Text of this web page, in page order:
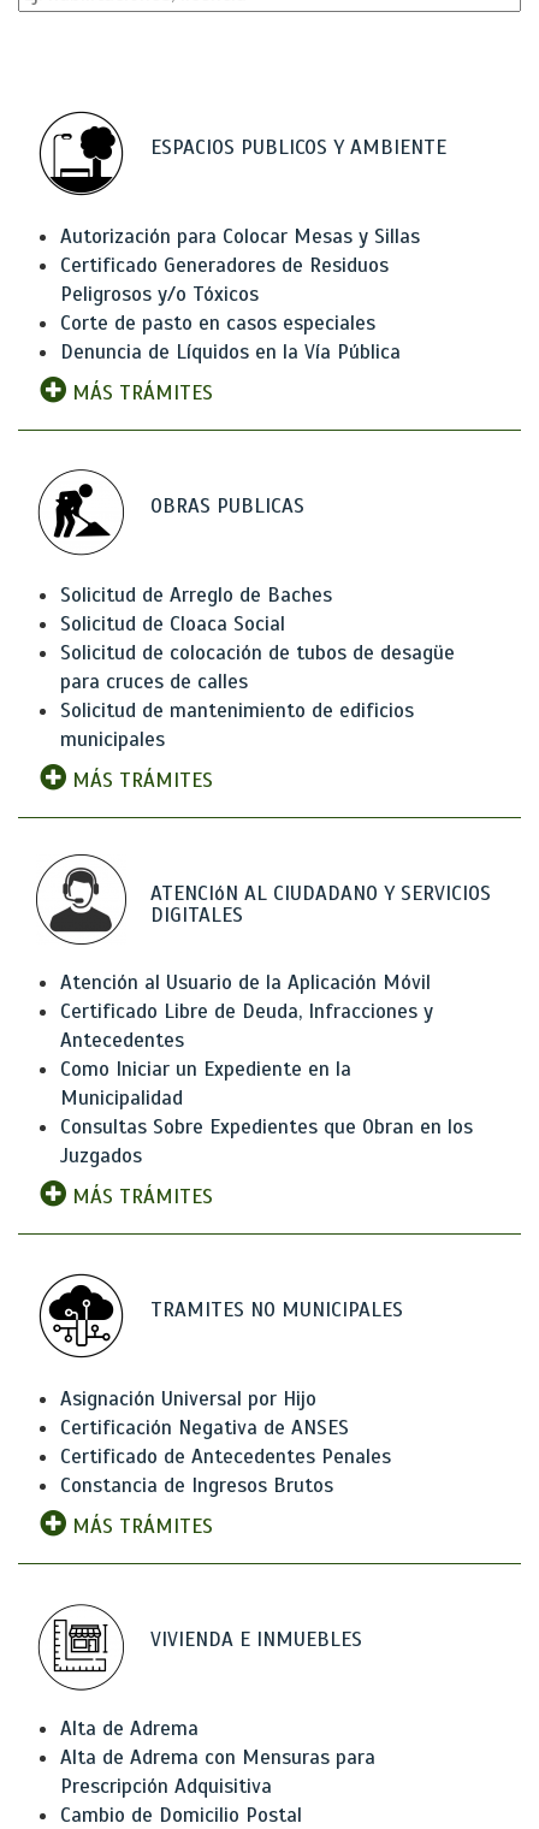
ESPACIOS PUBLICOS Y AMBIENTE
Autorización para Colocar Mesas y Sillas
Certificado Generadores de Residuos
Peligrosos y/o Tóxicos
Corte de pasto en casos especiales
Denuncia de Líquidos en la Vía Pública
MÁS TRÁMITES
OBRAS PUBLICAS
Solicitud de Arreglo de Baches
Solicitud de Cloaca Social
Solicitud de colocación de tubos de desagüe
para cruces de calles
Solicitud de mantenimiento de edificios
municipales
MÁS TRÁMITES
ATENCIóN AL CIUDADANO Y SERVICIOS
DIGITALES
Atención al Usuario de la Aplicación Móvil
Certificado Libre de Deuda, Infracciones y
Antecedentes
Como Iniciar un Expediente en la
Municipalidad
Consultas Sobre Expedientes que Obran en los
Juzgados
MÁS TRÁMITES
TRAMITES NO MUNICIPALES
Asignación Universal por Hijo
Certificación Negativa de ANSES
Certificado de Antecedentes Penales
Constancia de Ingresos Brutos
MÁS TRÁMITES
VIVIENDA E INMUEBLES
Alta de Adrema
Alta de Adrema con Mensuras para
Prescripción Adquisitiva
Cambio de Domicilio Postal